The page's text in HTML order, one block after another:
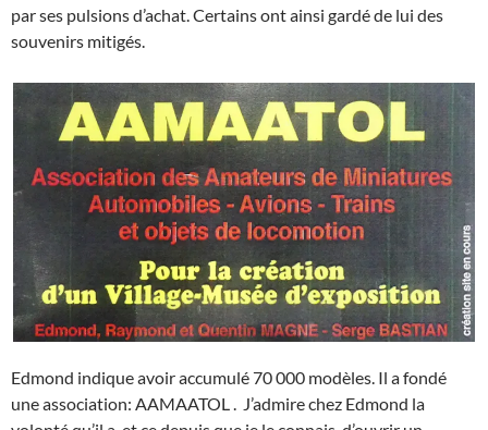
par ses pulsions d’achat. Certains ont ainsi gardé de lui des
souvenirs mitigés.
Edmond indique avoir accumulé 70 000 modèles. Il a fondé
une association: AAMAATOL . J’admire chez Edmond la